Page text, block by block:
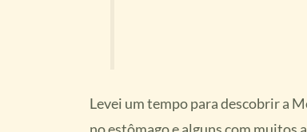
Levei um tempo para descobrir a